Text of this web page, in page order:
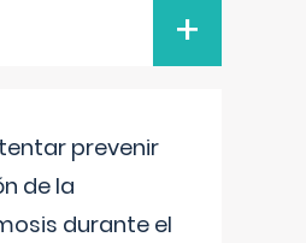
+
prevenir
de la
durante el